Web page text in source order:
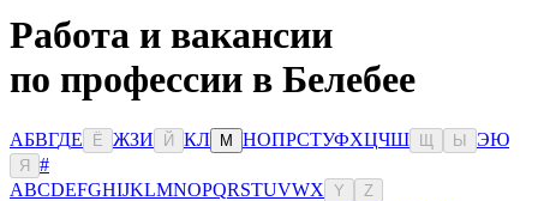
Работа и вакансии
по профессии в Белебее
АБВГДЕ Ё ЖЗИ Й КЛ М НОПРСТУФХЦЧШ Ы ЭЮ
Я
#
ABCDEFGHIJKLMNOPQRSTUVWX Y Z